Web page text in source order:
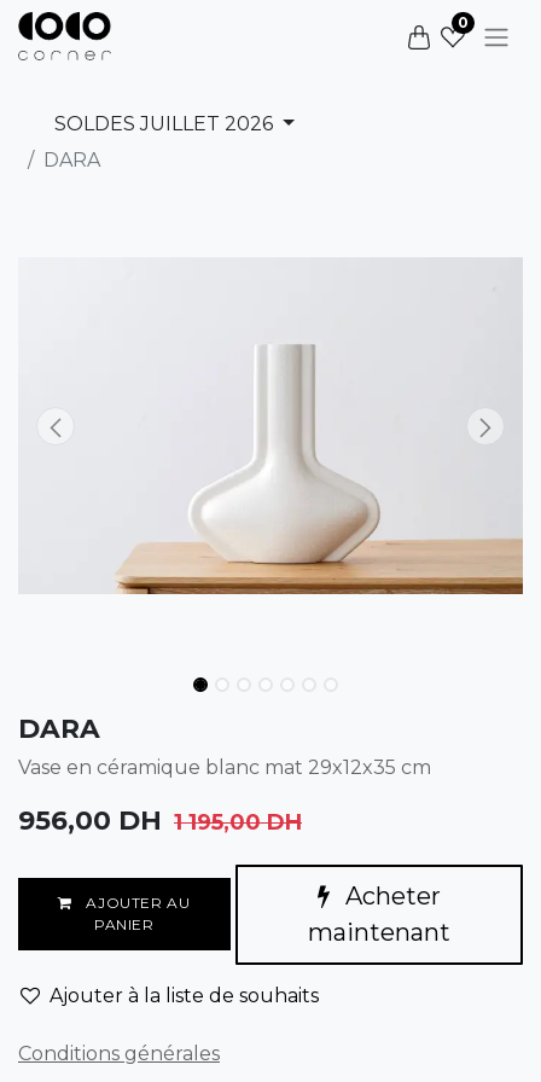
0
SOLDES JUILLET 2026
DARA
DARA
Vase en céramique blanc mat 29x12x35 cm
956,00 DH 1 195,00DH
AJOUTER AU
PANIER
Acheter
maintenant
Ajouter à la liste de souhaits
Conditions générales